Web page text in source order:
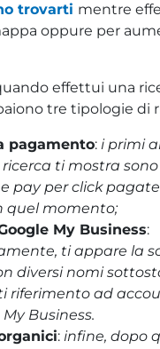
trovarti mentre
oppure per
effettui una
tre tipologie di
pagamento: i primi
ti mostra
pay per click
quel momento;
My Business:
ti appare la
diversi nomi
riferimento ad
Business.
: infine, dopo